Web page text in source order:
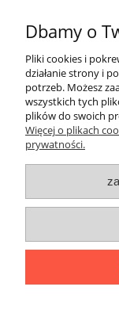
informacje o
Twoje dane będą
prywatności
Dbamy o
Pliki cookies i
działanie strony i
potrzeb. Możesz
wszystkich tych
plików do swoich
Więcej o plikach
prywatności.